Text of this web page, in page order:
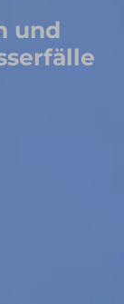
und